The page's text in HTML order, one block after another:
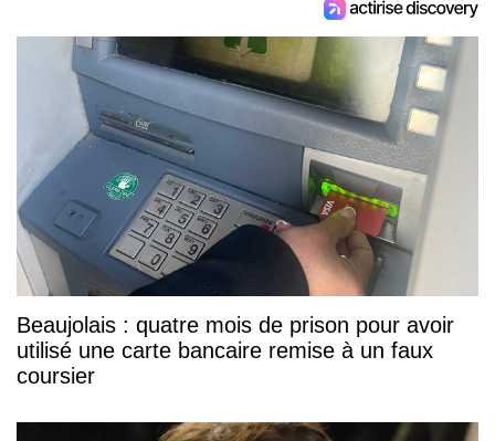
Beaujolais : quatre mois de prison pour avoir
utilisé une carte bancaire remise à un faux
coursier